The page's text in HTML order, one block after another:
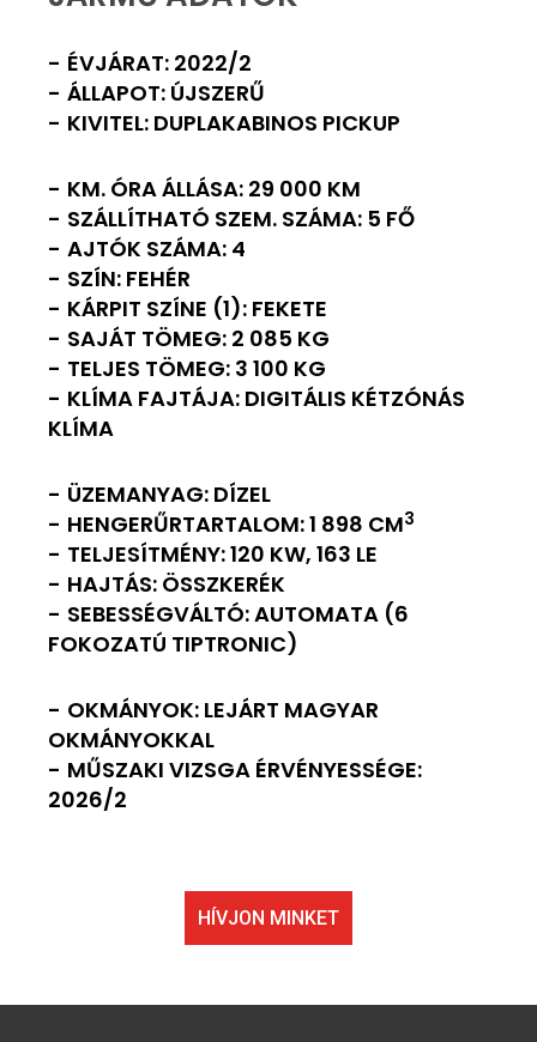
ÉVJÁRAT: 2022/2
ÁLLAPOT: ÚJSZERŰ
KIVITEL: DUPLAKABINOS PICKUP
KM. ÓRA ÁLLÁSA: 29 000 KM
SZÁLLÍTHATÓ SZEM. SZÁMA: 5 FŐ
AJTÓK SZÁMA: 4
SZÍN: FEHÉR
KÁRPIT SZÍNE (1): FEKETE
SAJÁT TÖMEG: 2 085 KG
TELJES TÖMEG: 3 100 KG
KLÍMA FAJTÁJA: DIGITÁLIS KÉTZÓNÁS
KLÍMA
ÜZEMANYAG: DÍZEL
HENGERŰRTARTALOM: 1 898 CM3
TELJESÍTMÉNY: 120 KW, 163 LE
HAJTÁS: ÖSSZKERÉK
SEBESSÉGVÁLTÓ: AUTOMATA (6
FOKOZATÚ TIPTRONIC)
OKMÁNYOK: LEJÁRT MAGYAR
OKMÁNYOKKAL
MŰSZAKI VIZSGA ÉRVÉNYESSÉGE:
2026/2
HÍVJON MINKET